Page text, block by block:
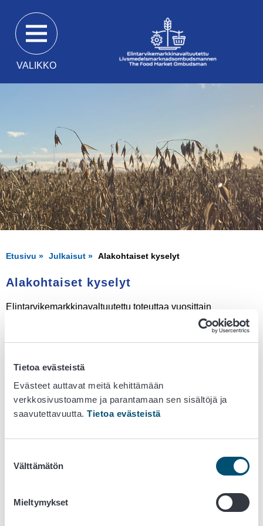
Tietoa evästeistä
Evästeet auttavat meitä kehittämään
verkkosivustoamme ja parantamaan sen sisältöjä ja
saavutettavuutta. Tietoa evästeistä
valinta
Välttämätön
Mieltymykset
suoraan
sisältöön
VALIKKO
Etusivu Julkaisut Alakohtaiset kyselyt
Alakohtaiset kyselyt
Elintarvikemarkkinavaltuutettu toteuttaa vuosittain
alakohtaisia kyselyitä selvittääkseen eri toimialoilla
käytettyjä kauppatapoja ja elintarvikemarkkinalain
Alle on koottu kaikki elintarvikemarkkinavaltuutetun
toteuttamat alakohtaiset kyselyiden tulosraportit.
2026
Reilut kauppatavat liha-alan alkutuotannossa